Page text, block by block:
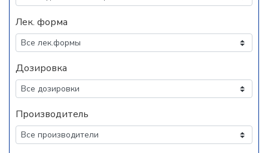
Лек. форма
Дозировка
Производитель